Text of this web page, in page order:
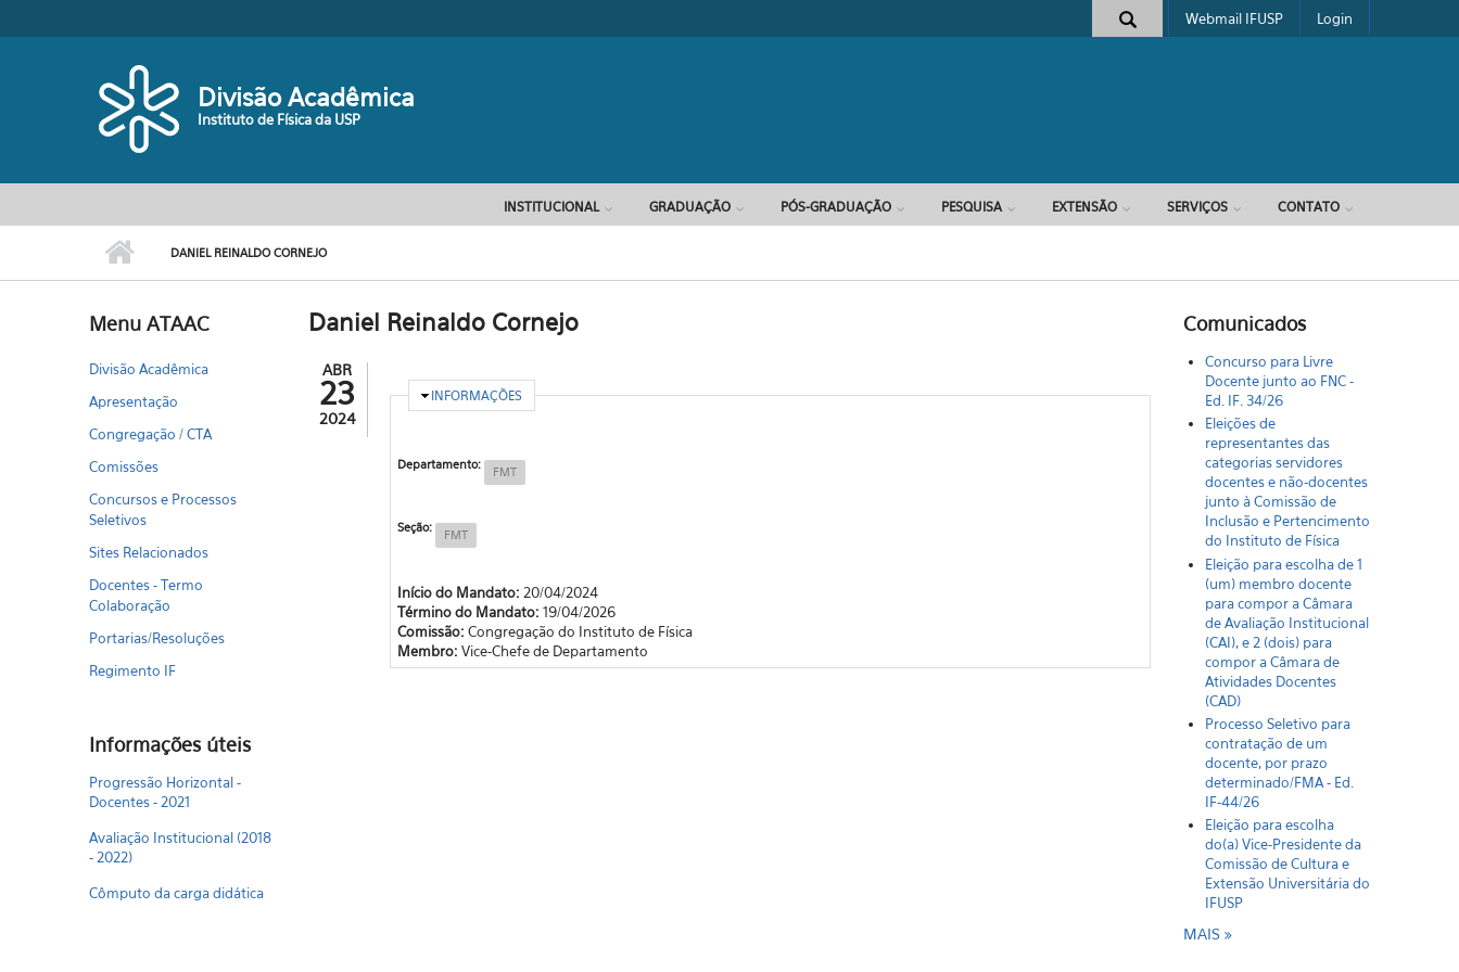
Formulário de busca
Webmail IFUSP Login
Divisão Acadêmica
Instituto de Física da USP
INSTITUCIONAL GRADUAÇÃO PÓS-GRADUAÇÃO PESQUISA EXTENSÃO SERVIÇOS CONTATO
DANIEL REINALDO CORNEJO
Menu ATAAC
Divisão Acadêmica
Apresentação
Congregação / CTA
Comissões
Concursos e Processos
Seletivos
Sites Relacionados
Docentes - Termo
Colaboração
Portarias/Resoluções
Regimento IF
Informações úteis
Progressão Horizontal -
Docentes - 2021
Avaliação Institucional (2018
- 2022)
Cômputo da carga didática
Daniel Reinaldo Cornejo
ABR
23
2024
OCULTAR
INFORMAÇÕES
Departamento: FMT
Seção: FMT
Início do Mandato: 20/04/2024
Término do Mandato:19/04/2026
Comissão:Congregação do Instituto de Física
Membro:Vice-Chefe de Departamento
Comunicados
Concurso para Livre
Docente junto ao FNC -
Ed. IF. 34/26
Eleições de
representantes das
categorias servidores
docentes e não-docentes
junto à Comissão de
Inclusão e Pertencimento
do Instituto de Física
Eleição para escolha de 1
(um) membro docente
para compor a Câmara
de Avaliação Institucional
(CAI), e 2 (dois) para
compor a Câmara de
Atividades Docentes
(CAD)
Processo Seletivo para
contratação de um
docente, por prazo
determinado/FMA - Ed.
IF-44/26
Eleição para escolha
do(a) Vice-Presidente da
Comissão de Cultura e
Extensão Universitária do
IFUSP
MAIS